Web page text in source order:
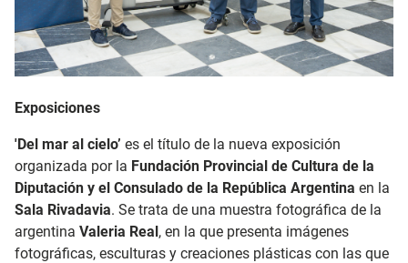
Exposiciones
'Del mar al cielo’ es el título de la nueva exposición
organizada por la Fundación Provincial de Cultura de la
Diputación y el Consulado de la República Argentina en la
Sala Rivadavia. Se trata de una muestra fotográfica de la
argentina Valeria Real, en la que presenta imágenes
fotográficas, esculturas y creaciones plásticas con las que